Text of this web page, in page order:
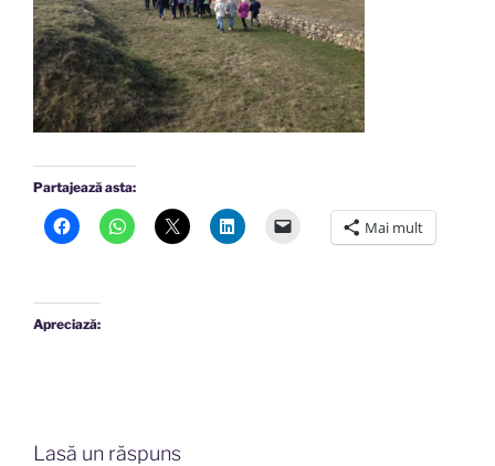
Partajează asta:
Mai mult
Apreciază:
Lasă un răspuns